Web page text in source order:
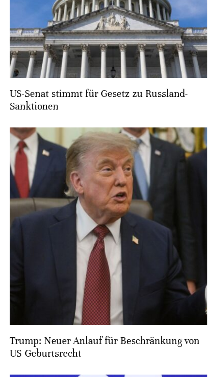
US-Senat stimmt für Gesetz zu Russland-
Sanktionen
Trump: Neuer Anlauf für Beschränkung von
US-Geburtsrecht